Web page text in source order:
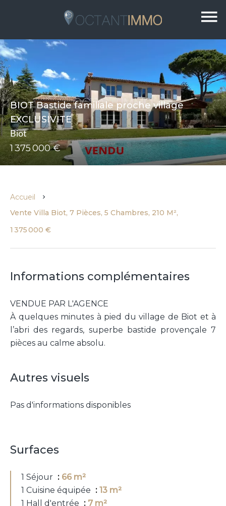
BIOT Bastide familiale proche village
EXCLUSIVITE
Biot
1 375 000 €
Accueil
Vente Villa Biot, 7 Pièces, 5 Chambres, 210 M²,
1 375 000 €
Informations complémentaires
VENDUE PAR L'AGENCE
À quelques minutes à pied du village de Biot et à
l’abri des regards, superbe bastide provençale 7
pièces au calme absolu.
Autres visuels
Pas d'informations disponibles
Surfaces
1 Séjour
66 m²
1 Cuisine équipée
13 m²
1 Hall d'entrée
7 m²